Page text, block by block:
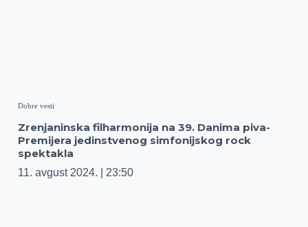
Dobre vesti
Zrenjaninska filharmonija na 39. Danima piva-
Premijera jedinstvenog simfonijskog rock
spektakla
11. avgust 2024. 23:50